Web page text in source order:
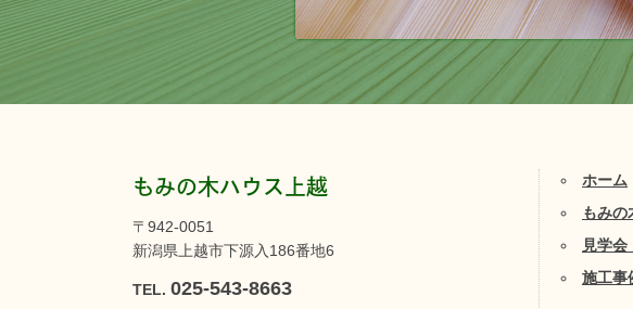
もみの木ハウス上越
〒942-0051
新潟県上越市下源入186番地6
TEL. 025-543-8663
ホーム
もみの
見学会
施工事